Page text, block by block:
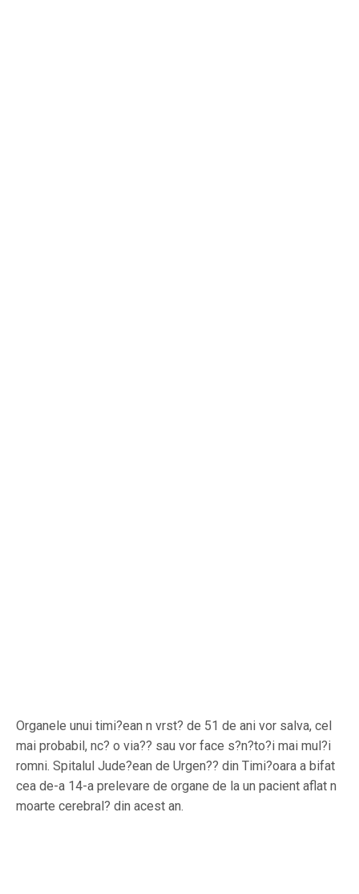
Organele unui timi?ean n vrst? de 51 de ani vor salva, cel
mai probabil, nc? o via?? sau vor face s?n?to?i mai mul?i
romni. Spitalul Jude?ean de Urgen?? din Timi?oara a bifat
cea de-a 14-a prelevare de organe de la un pacient aflat n
moarte cerebral? din acest an.